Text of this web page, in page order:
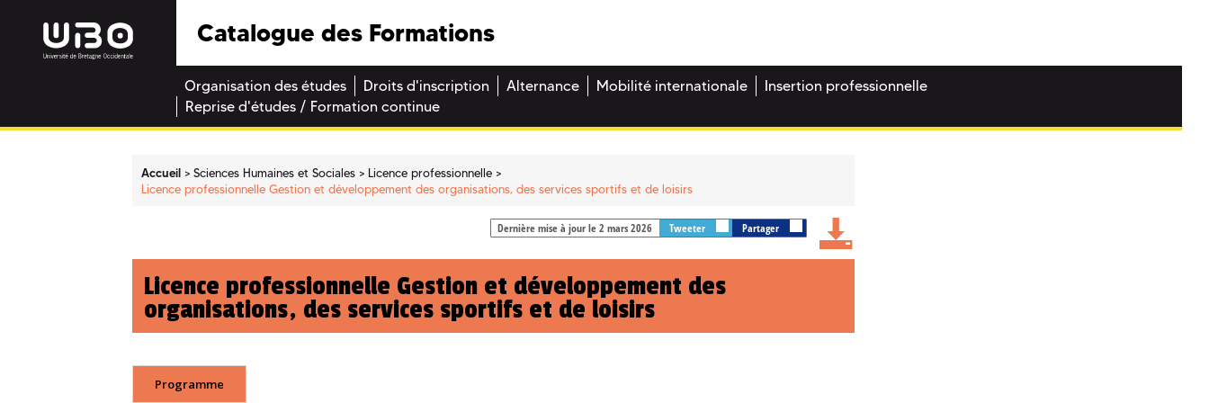
Catalogue des Formations
Organisation des études Droits d'inscription Alternance Mobilité internationale
Insertion professionnelle
Reprise d'études / Formation continue
Accueil Sciences Humaines et Sociales
Licence professionnelle
Licence professionnelle Gestion et développement des organisations, des services sportifs et de loisirs
Dernière mise à jour le 2 mars 2026 Tweeter Partager
Licence professionnelle Gestion et développement des
organisations, des services sportifs et de loisirs
Programme